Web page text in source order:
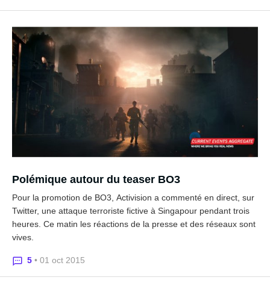
Polémique autour du teaser BO3
Pour la promotion de BO3, Activision a commenté en direct, sur
Twitter, une attaque terroriste fictive à Singapour pendant trois
heures. Ce matin les réactions de la presse et des réseaux sont
vives.
5 • 01 oct 2015